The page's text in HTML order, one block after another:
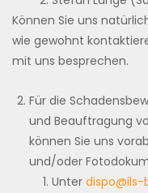
Können Sie uns
wie gewohnt
mit uns besprechen.
Für die
und Beauftragung
können Sie uns
und/oder
Unter